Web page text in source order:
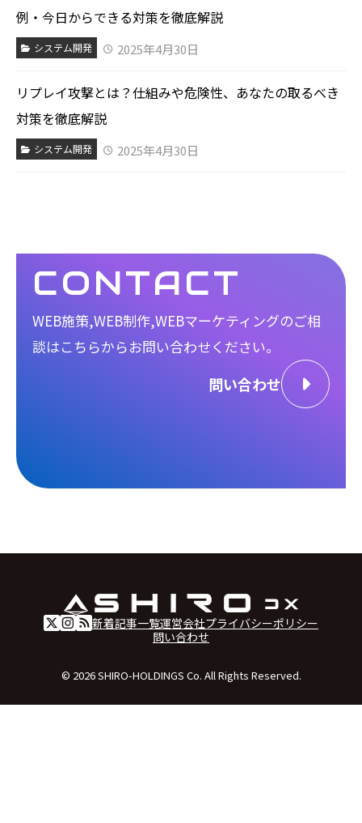
例・今日からできる対策を徹底解説
システム開発 2025年4月30日
リプレイ攻撃とは？仕組みや危険性、あなたの取るべき
対策を徹底解説
システム開発 2025年4月30日
CONTACT
WEB施策,WEB制作,WEBマーケティングのご相
談はこちらからお問い合わせください。
問い合わせ
新着記事一覧運営会社プライバシーポリシー
問い合わせ
© 2026 SHIRO-HOLDINGS Co. All Rights Reserved.